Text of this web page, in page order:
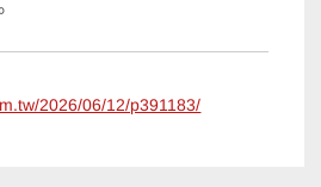
2026/06/12/p391183/